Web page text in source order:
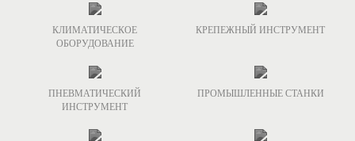
КЛИМАТИЧЕСКОЕ
ОБОРУДОВАНИЕ
КРЕПЕЖНЫЙ ИНСТРУМЕНТ
ПНЕВМАТИЧЕСКИЙ
ИНСТРУМЕНТ
ПРОМЫШЛЕННЫЕ СТАНКИ